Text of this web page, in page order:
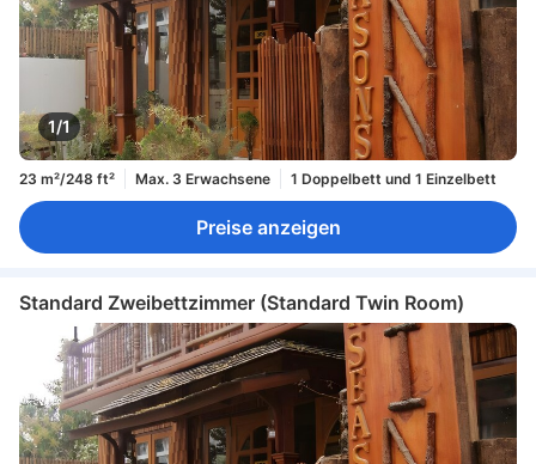
1/1
23 m²/248 ft² Max. 3 Erwachsene 1 Doppelbett und 1 Einzelbett
Preise anzeigen
Standard Zweibettzimmer (Standard Twin Room)